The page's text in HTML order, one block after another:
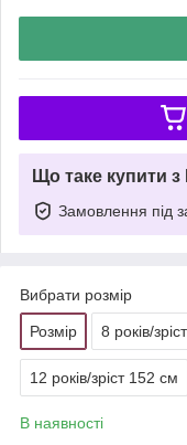
Що таке купити
Замовлення під
Вибрати розмір
Розмір 8 років/
12 років/зріст 152 см
В наявності